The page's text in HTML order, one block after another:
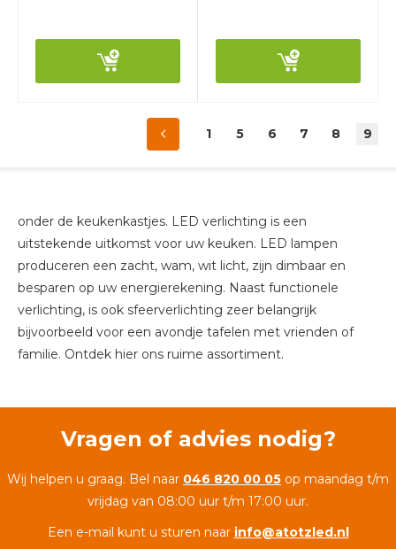
1 5 6 7 8 9
onder de keukenkastjes. LED verlichting is een
uitstekende uitkomst voor uw keuken. LED lampen
produceren een zacht, wam, wit licht, zijn dimbaar en
besparen op uw energierekening. Naast functionele
verlichting, is ook sfeerverlichting zeer belangrijk
bijvoorbeeld voor een avondje tafelen met vrienden of
familie. Ontdek hier ons ruime assortiment.
Vragen of advies nodig?
Wij helpen u graag. Bel naar 046 820 00 05 op maandag t/m
vrijdag van 08:00 uur t/m 17:00 uur.
Een e-mail kunt u sturen naar info@atotzled.nl